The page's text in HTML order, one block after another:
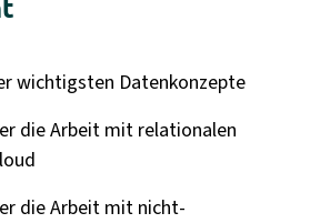
wichtigsten Datenkonzepte
die Arbeit mit relationalen
die Arbeit mit nicht-